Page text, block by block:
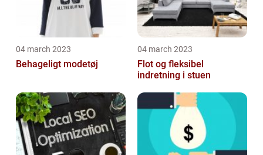
04 march 2023
Behageligt modetøj
04 march 2023
Flot og fleksibel
indretning i stuen